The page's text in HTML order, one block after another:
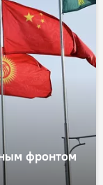
фронтом